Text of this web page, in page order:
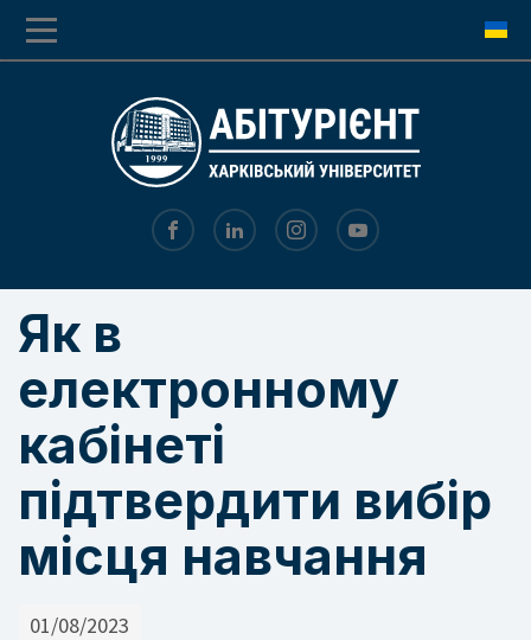
до
основної
навігації
до
основного
вмісту
Як в
електронному
кабінеті
підтвердити вибір
місця навчання
01/08/2023